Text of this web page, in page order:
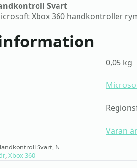
Svart
Xbox 360 handkontroller
0,05 kg
Varan
Svart, N
,Xbox 360